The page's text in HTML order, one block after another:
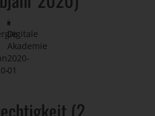
Digitale
Akademie
2020-
01